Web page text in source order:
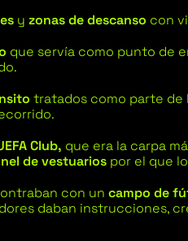
yzonas de descanso con
que servía como punto de
tratados como parte de
Club, que era la carpa
de vestuarios por el que
con uncampo de
daban instrucciones,